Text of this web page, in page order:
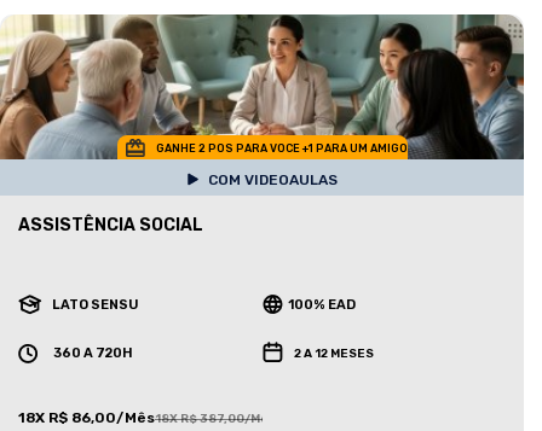
GANHE 2 POS PARA VOCE +1 PARA UM AMIGO
COM VIDEOAULAS
ASSISTÊNCIA SOCIAL
LATO SENSU 100% EAD
360 A 720H 2 A 12 MESES
18X R$ 86,00/Mês18X R$ 387,00/Mês